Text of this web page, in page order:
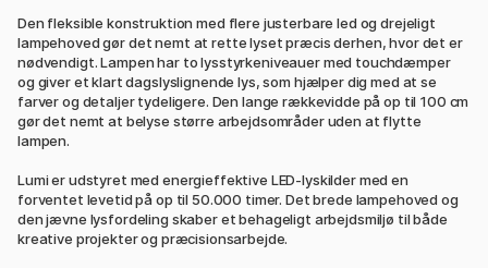
Den fleksible konstruktion med flere justerbare led og drejeligt
lampehoved gør det nemt at rette lyset præcis derhen, hvor det er
nødvendigt. Lampen har to lysstyrkeniveauer med touchdæmper
og giver et klart dagslyslignende lys, som hjælper dig med at se
farver og detaljer tydeligere. Den lange rækkevidde på op til 100 cm
gør det nemt at belyse større arbejdsområder uden at flytte
lampen.
Lumi er udstyret med energieffektive LED-lyskilder med en
forventet levetid på op til 50.000 timer. Det brede lampehoved og
den jævne lysfordeling skaber et behageligt arbejdsmiljø til både
kreative projekter og præcisionsarbejde.